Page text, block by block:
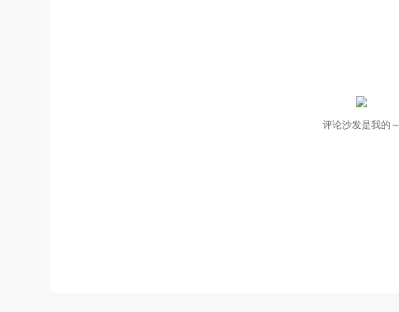
评论沙发是我的～